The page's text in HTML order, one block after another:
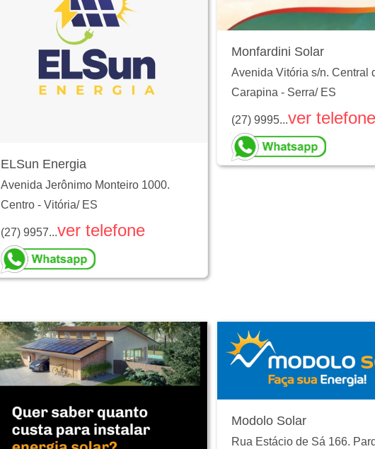
ELSun Energia
Avenida Jerônimo Monteiro 1000.
Centro - Vitória/ ES
(27) 9957...ver telefone
Monfardini Solar
Avenida Vitória s/n. Central
Carapina - Serra/ ES
(27) 9995...ver telefone
Modolo Solar
Rua Estácio de Sá 166.